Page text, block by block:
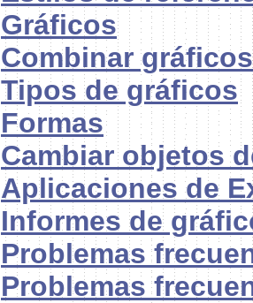
Gráficos
Combinar gráficos
Tipos de gráficos
Formas
Cambiar objetos
Aplicaciones de
Informes de
Problemas
Problemas